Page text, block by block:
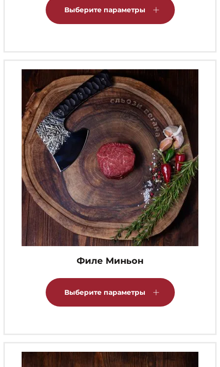
Выберите параметры
товар
можно
странице
товара.
Филе Миньон
Выберите параметры
товар
можно